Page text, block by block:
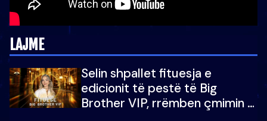
LAJME
Selin shpallet fituesja e
edicionit të pestë të Big
Brother VIP, rrëmben çmimin e